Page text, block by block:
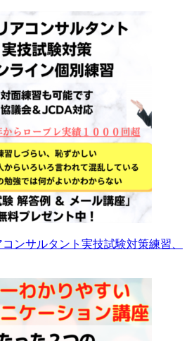
ンサルタント実技試験対策練習、